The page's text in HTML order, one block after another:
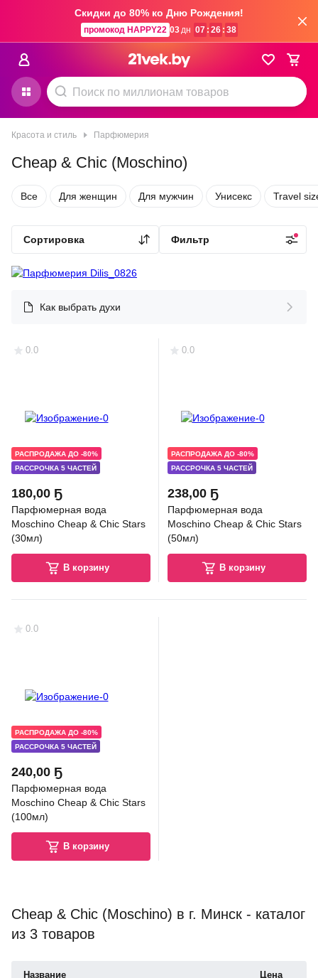
Скидки до 80% ко Дню Рождения!
промокод HAPPY22 03 дн 07 : 26 : 38
Парфюмерия
Красота и стиль
Cheap & Chic (Moschino)
Все Для женщин Для мужчин Унисекс Travel
Сортировка Фильтр
Как выбрать духи
0.0
РАССРОЧКА 5 ЧАСТЕЙ
РАСПРОДАЖА ДО -80%
180,00 Ҕ
Парфюмерная вода
Moschino Cheap & Chic Stars
(30мл)
В корзину
0.0
РАССРОЧКА 5 ЧАСТЕЙ
РАСПРОДАЖА ДО -80%
238,00 Ҕ
Парфюмерная вода
Moschino Cheap & Chic Stars
(50мл)
В корзину
0.0
РАССРОЧКА 5 ЧАСТЕЙ
РАСПРОДАЖА ДО -80%
240,00 Ҕ
Парфюмерная вода
Moschino Cheap & Chic Stars
(100мл)
В корзину
Cheap & Chic (Moschino) в г. Минск - каталог
из 3 товаров
Название Цена